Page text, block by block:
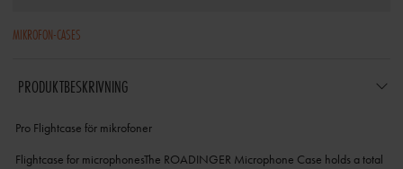
MIKROFON-CASES
PRODUKTBESKRIVNING
Pro Flightcase för mikrofoner
Flightcase for microphonesThe ROADINGER Microphone Case holds a total